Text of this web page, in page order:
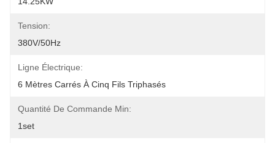
Tension:
380V/50Hz
Ligne Électrique:
6 Mètres Carrés À Cinq Fils Triphasés
Quantité De Commande Min:
1set